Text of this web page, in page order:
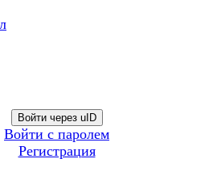
Войти через uID
Войти с паролем
Регистрация